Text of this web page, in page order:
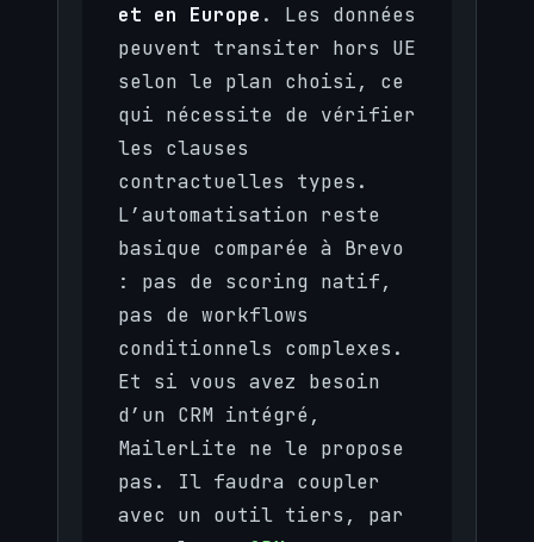
et en Europe . Les données
peuvent transiter hors UE
selon le plan choisi, ce
qui nécessite de vérifier
les clauses
contractuelles types.
L’automatisation reste
basique comparée à Brevo
: pas de scoring natif,
pas de workflows
conditionnels complexes.
Et si vous avez besoin
d’un CRM intégré,
MailerLite ne le propose
pas. Il faudra coupler
avec un outil tiers, par